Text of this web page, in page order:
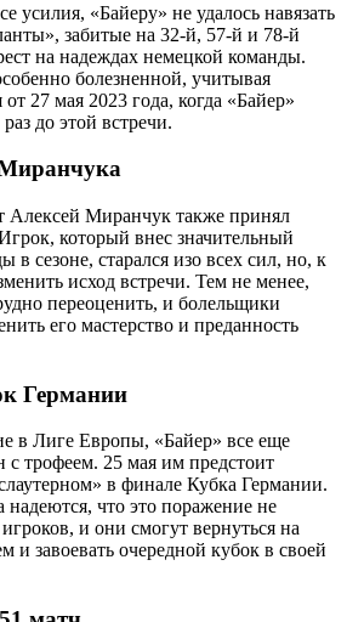
усилия, «Байеру» не удалось навязать
забитые на 32-й, 57-й и 78-й
на надеждах немецкой команды.
болезненной, учитывая
27 мая 2023 года, когда «Байер»
до этой встречи.
Алексей Миранчук также принял
который внес значительный
в сезоне, старался изо всех сил, но, к
исход встречи. Тем не менее,
переоценить, и болельщики
его мастерство и преданность
Германии
в Лиге Европы, «Байер» все еще
с трофеем. 25 мая им предстоит
в финале Кубка Германии.
что это поражение не
и они смогут вернуться на
и завоевать очередной кубок в своей